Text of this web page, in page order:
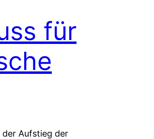
für
der Aufstieg der